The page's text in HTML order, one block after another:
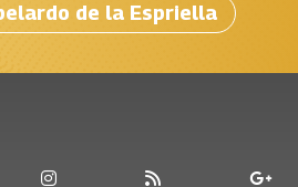
de la Espriella